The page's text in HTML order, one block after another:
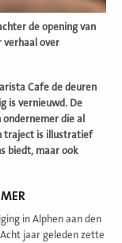
de opening van
verhaal over
Cafe de deuren
is vernieuwd. De
die al
traject is illustratief
biedt, maar ook
in Alphen aan den
jaar geleden zette